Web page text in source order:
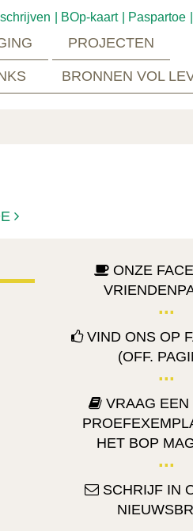
BOp-kaart Paspartoe
PROJECTEN
BRONNEN VOL
ONZE
VIND ONS OP
(OFF.
VRAAG EEN
HET BOP
SCHRIJF IN